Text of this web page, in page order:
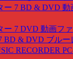
ー 7 BD & DVD 動
ー 7 DVD 動画フ
BD & DVD ブルー
RECORDER